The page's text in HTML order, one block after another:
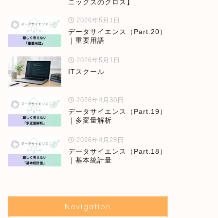
ニックスのクロス】
2026年5月1日
データサイエンス（Part.20）
｜重要用語
2026年5月1日
ITスクール
2026年4月30日
データサイエンス（Part.19）
｜多変量解析
2026年4月28日
データサイエンス（Part.18）
｜基本統計量
Navigation